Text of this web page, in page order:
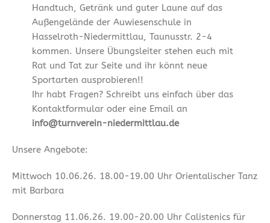
Handtuch, Getränk und guter Laune auf das
Außengelände der Auwiesenschule in
Hasselroth-Niedermittlau, Taunusstr. 2-4
kommen. Unsere Übungsleiter stehen euch mit
Rat und Tat zur Seite und ihr könnt neue
Sportarten ausprobieren!!
Ihr habt Fragen? Schreibt uns einfach über das
Kontaktformular oder eine Email an
info@turnverein-niedermittlau.de
Unsere Angebote:
Mittwoch 10.06.26. 18.00-19.00 Uhr Orientalischer Tanz
mit Barbara
Donnerstag 11.06.26. 19.00-20.00 Uhr Calistenics für